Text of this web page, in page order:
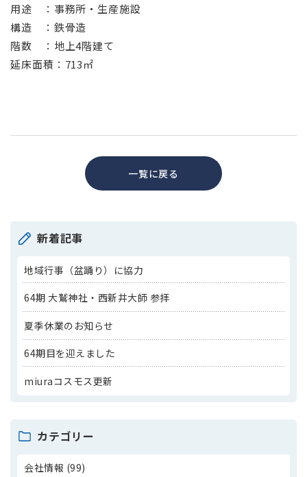
用途 ：事務所・生産施設
構造 ：鉄骨造
階数 ：地上4階建て
延床面積：713㎡
一覧に戻る
新着記事
地域行事（盆踊り）に協力
64期 大鷲神社・西新井大師 参拝
夏季休業のお知らせ
64期目を迎えました
miuraコスモス更新
カテゴリー
会社情報 (99)